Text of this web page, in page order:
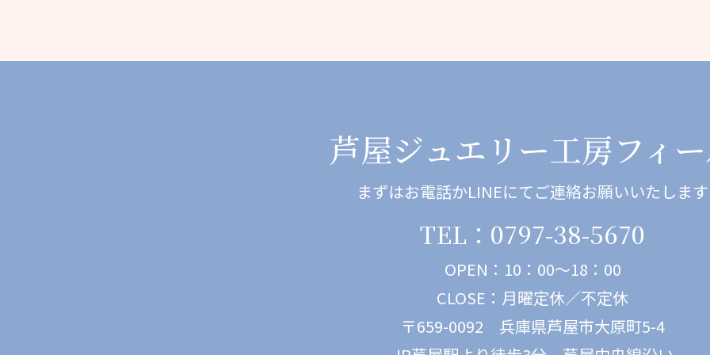
芦屋ジュエリー工房フィ
まずはお電話かLINEにてご連絡お願いいたします
TEL：0797-38-5670
OPEN：10：00～18：00
CLOSE：月曜定休／不定休
〒659-0092 兵庫県芦屋市大原町5-4